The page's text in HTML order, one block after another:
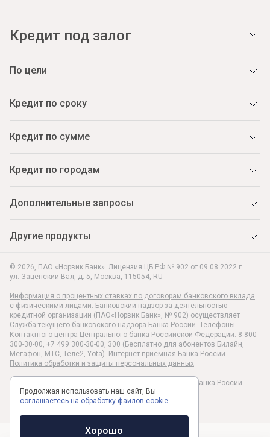
© 2026, ПАО «Норвик Банк». Лицензия ЦБ РФ № 902 от 09.08.2022 г.
ул. Зацепский Вал, д. 5, Москва, 115054, RU
Информация о процентных ставках по договорам банковского вклада
с физическими лицами. Банковский надзор за деятельностью
кредитной организации (ПАО«Норвик Банк», № 902) осуществляет
Служба текущего банковского надзора Банка России. Телефоны
Контактного центра Центрального банка Российской Федерации: 8 800
300-30-00, +7 499 300-30-00, 300 (Бесплатно для абонентов Билайн,
Мегафон, МТС, Теле2, Yota). Интернет-приемная Банка России.
Политика обработки и защиты персональных данных
Раскрытие информации в соответствии c Указанием Банка России
№6496-У
Кредит под залог
По цели
Кредит по сроку
Кредит по сумме
Кредит по городам
Дополнительные запросы
Другие продукты
Продолжая использовать наш сайт, Вы
соглашаетесь на обработку файлов cookie
Хорошо